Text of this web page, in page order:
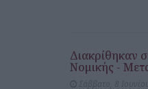
Διακρίθηκαν
Νομικής -